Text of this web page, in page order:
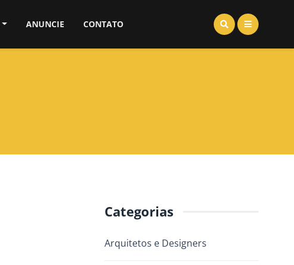
ANUNCIE CONTATO
Categorias
Arquitetos e Designers